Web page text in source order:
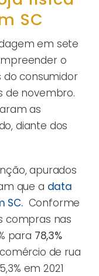
SC
em sete
o
consumidor
de novembro.
as
diante dos
apurados
que a data
SC. Conforme
compras nas
para 78,3%
de rua
em 2021